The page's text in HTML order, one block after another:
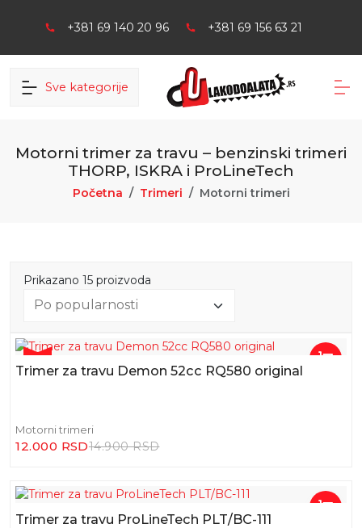
+381 69 140 20 96 +381 69 156 63 21
Sve kategorije
Motorni trimer za travu – benzinski trimeri
THORP, ISKRA i ProLineTech
Početna Trimeri Motorni trimeri
Prikazano 15 proizvoda
-19%
Trimer za travu Demon 52cc RQ580 original
Motorni trimeri
12.000 RSD14.900 RSD
Trimer za travu ProLineTech PLT/BC-111